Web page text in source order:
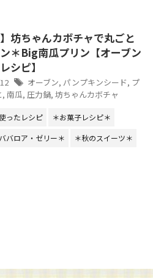
】坊ちゃんカボチャで丸ごと
＊Big南瓜プリン【オーブン
シピ】
オーブン, パンプキンシード, プ
, 南瓜, 圧力鍋, 坊ちゃんカボチャ
ったレシピ
＊お菓子レシピ＊
バロア・ゼリー＊
＊秋のスイーツ＊